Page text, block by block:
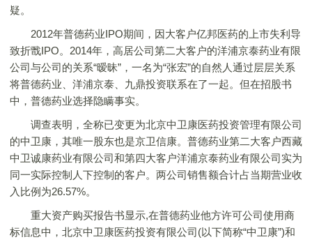
疑。
2012年普德药业IPO期间，因大客户亿邦医药的上市失利导
致折戬IPO。2014年，高居公司第二大客户的洋浦京泰药业有限
公司与公司的关系“暧昧”，一名为“张宏”的自然人通过层层关系
将普德药业、洋浦京泰、九鼎投资联系在了一起。但在招股书
中，普德药业选择隐瞒事实。
调查表明，全称已变更为北京中卫康医药投资管理有限公司
的中卫康，其唯一股东也是京卫信康。普德药业第二大客户西藏
中卫诚康药业有限公司和第四大客户洋浦京泰药业有限公司实为
同一实际控制人下控制的客户。两公司销售额合计占当期营业收
入比例为26.57%。
重大资产购买报告书显示,在普德药业他方许可公司使用商
标信息中，北京中卫康医药投资有限公司(以下简称“中卫康”)和